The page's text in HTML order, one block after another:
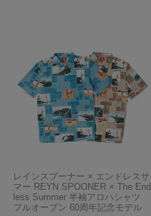
レインスプーナー × エンドレスサ
マー REYN SPOONER × The End
less Summer 半袖アロハシャツ
フルオープン 60周年記念モデル